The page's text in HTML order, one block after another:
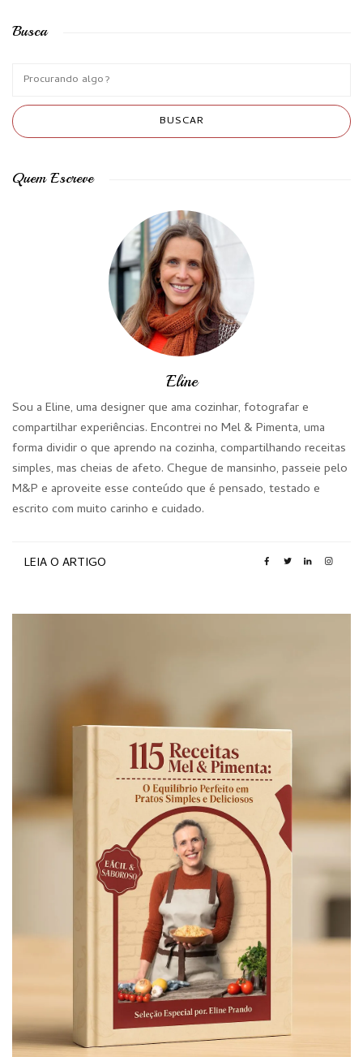
Busca
Quem Escreve
Eline
Sou a Eline, uma designer que ama cozinhar, fotografar e
compartilhar experiências. Encontrei no Mel & Pimenta, uma
forma dividir o que aprendo na cozinha, compartilhando receitas
simples, mas cheias de afeto. Chegue de mansinho, passeie pelo
M&P e aproveite esse conteúdo que é pensado, testado e
escrito com muito carinho e cuidado.
LEIA O ARTIGO